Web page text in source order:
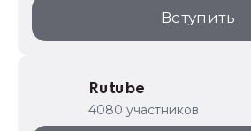
Вступить
Rutube
4080 участников